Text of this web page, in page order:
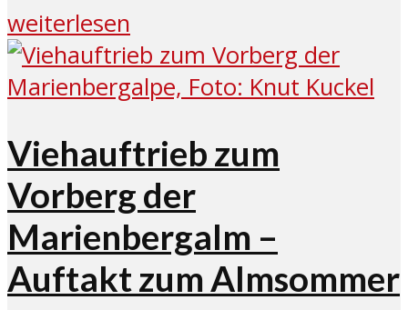
weiterlesen
Viehauftrieb zum
Vorberg der
Marienbergalm –
Auftakt zum Almsommer